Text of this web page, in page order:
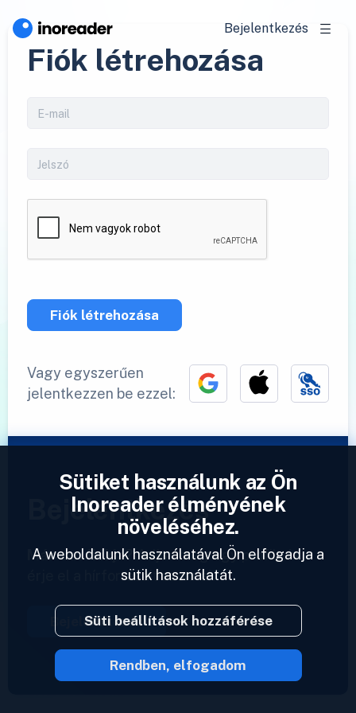
Bejelentkezés
Fiók létrehozása
Fiók létrehozása
Vagy egyszerűen
jelentkezzen be ezzel:
Bejelentkezés
Már van fiókja? Adjon meg egy profilt és
érje el a hírforrásait azonnal.
Bejelentkezés
2023 © Inoreader
Sütiket használunk az Ön
Inoreader élményének
növeléséhez.
A weboldalunk használatával Ön elfogadja a
sütik használatát.
Süti beállítások hozzáférése
Rendben, elfogadom